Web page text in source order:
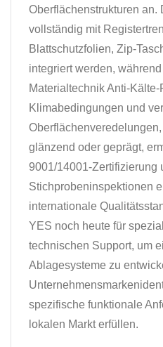
Oberflächenstrukturen an.
vollständig mit
Blattschutzfolien, Zip-
integriert werden,
Materialtechnik Anti-
Klimabedingungen und
glänzend oder geprägt,
9001/14001-Zertifizierung
Stichprobeninspektionen
internationale
YES noch heute für
technischen Support, um
Ablagesysteme zu
spezifische funktionale
lokalen Markt erfüllen.